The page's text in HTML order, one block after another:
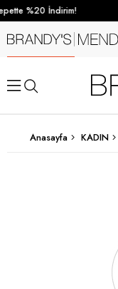
%20 İndirim!
Anasayfa KADIN